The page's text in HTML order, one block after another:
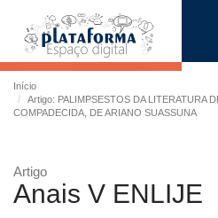
Início
Artigo: PALIMPSESTOS DA LITERATURA
COMPADECIDA, DE ARIANO SUASSUNA
Artigo
Anais V ENLIJE